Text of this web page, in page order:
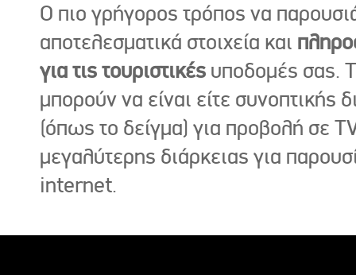
Ο πιο γρήγορος τρόπος να
αποτελεσματικά στοιχεία και
για τις τουριστικές υποδομές σας.
μπορούν να είναι είτε συνοπτικής
(όπως το δείγμα) για προβολή σε
μεγαλύτερης διάρκειας για
internet.